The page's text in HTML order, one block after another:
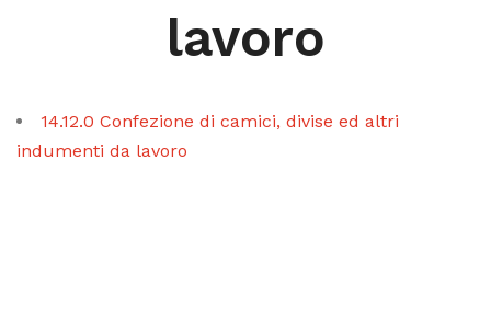
lavoro
14.12.0 Confezione di camici, divise ed altri
indumenti da lavoro